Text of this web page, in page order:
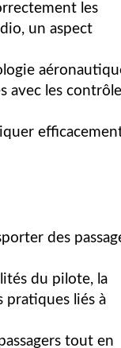
les
un aspect
avec les
des
du pilote, la
pratiques liés à
tout en